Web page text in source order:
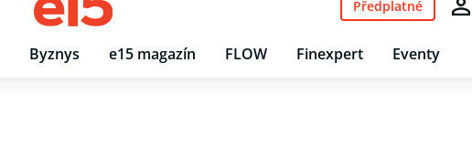
Byznys e15 magazín FLOW Finexpert Eventy
Předplatné